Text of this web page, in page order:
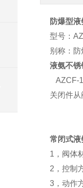
防爆型
型号：
别称：
液氨不锈
AZCF-
关闭件从
常闭式液
1，阀体
2，控制
3，动作